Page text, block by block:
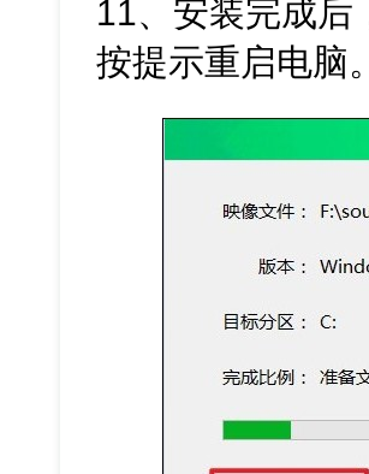
11、安装完成后
按提示重启电脑。